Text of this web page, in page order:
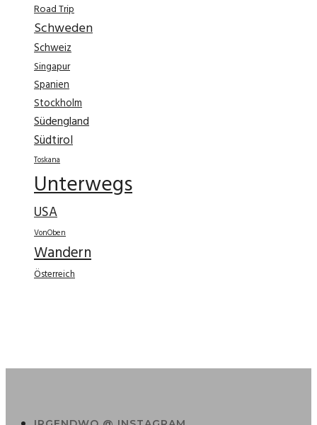
Road Trip
Schweden
Schweiz
Singapur
Spanien
Stockholm
Südengland
Südtirol
Toskana
Unterwegs
USA
VonOben
Wandern
Österreich